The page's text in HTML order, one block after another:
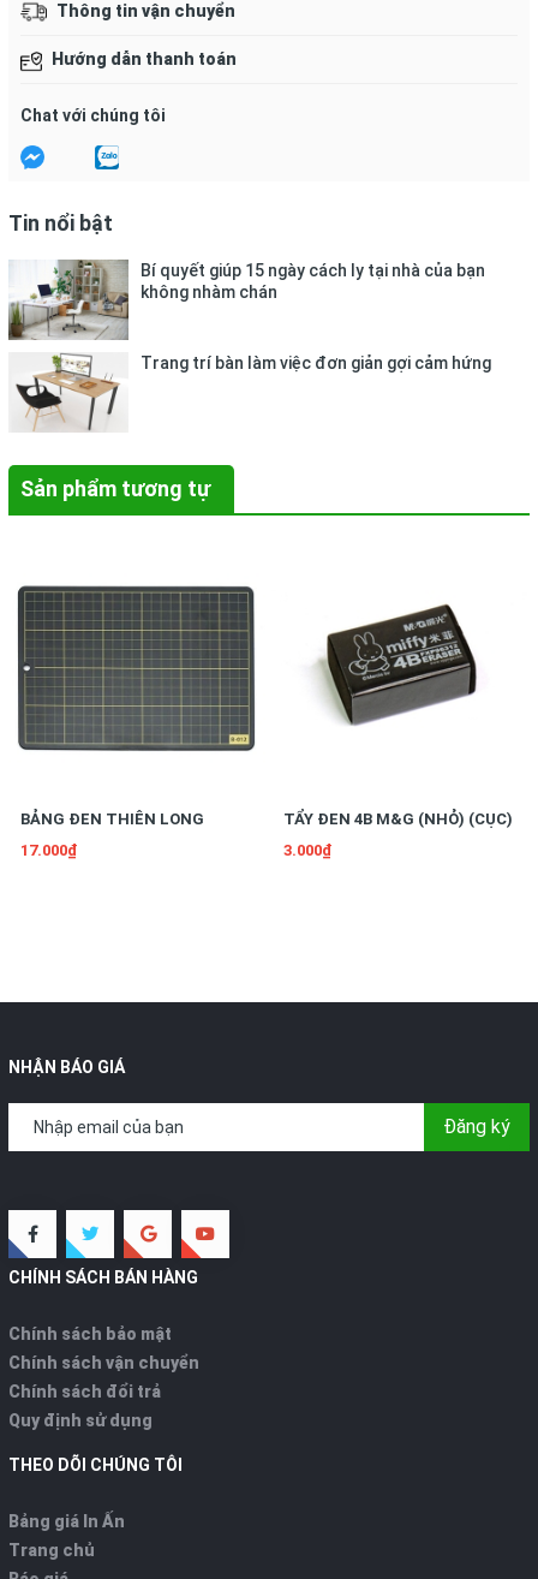
Tránh xa nguồn nhiệt, dầu mỡ.
– Đặt thước nhẹ nhàng vào vị trí cần đo, tránh ma sát
Thông tin vận chuyển
Hướng dẫn thanh toán
Chat với chúng tôi
Tin nổi bật
Bí quyết giúp 15 ngày cách ly tại nhà của bạn
không nhàm chán
Trang trí bàn làm việc đơn giản gợi cảm hứng
Sản phẩm tương tự
BẢNG ĐEN THIÊN LONG
17.000₫
TẨY ĐEN 4B M&G (NHỎ) (CỤC)
3.000₫
NHẬN BÁO GIÁ
Đăng ký
CHÍNH SÁCH BÁN HÀNG
Chính sách bảo mật
Chính sách vận chuyển
Chính sách đổi trả
Quy định sử dụng
THEO DÕI CHÚNG TÔI
Bảng giá In Ấn
Trang chủ